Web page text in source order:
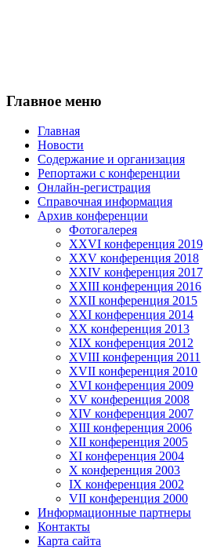
Главное меню
Главная
Новости
Содержание и организация
Репортажи с конференции
Онлайн-регистрация
Справочная информация
Архив конференции
Фотогалерея
XXVI конференция 2019
XXV конференция 2018
XXIV конференция 2017
XXIII конференция 2016
XXII конференция 2015
XXI конференция 2014
XX конференция 2013
XIX конференция 2012
XVIII конференция 2011
XVII конференция 2010
XVI конференция 2009
XV конференция 2008
XIV конференция 2007
XIII конференция 2006
XII конференция 2005
XI конференция 2004
X конференция 2003
IX конференция 2002
VII конференция 2000
Информационные партнеры
Контакты
Карта сайта